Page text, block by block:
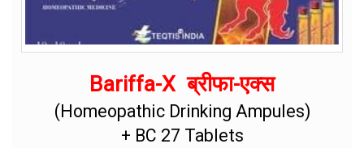
Bariffa-X ब्रीफा-एक्स
(Homeopathic Drinking Ampules)
+ BC 27 Tablets